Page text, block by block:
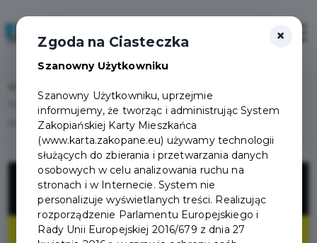
W związku z wyścigiem kolarskim L’Etape Poland by Tour de France 2026 w
dniu 14 czerwca 2026 (niedziela) wystąpią utrudnienia w ruchu drogowym.
×
Zgoda na Ciasteczka
Szanowny Użytkowniku
Szanowny Użytkowniku, uprzejmie
informujemy, że tworząc i administrując System
Zakopiańskiej Karty Mieszkańca
(www.karta.zakopane.eu) używamy technologii
służących do zbierania i przetwarzania danych
osobowych w celu analizowania ruchu na
stronach i w Internecie. System nie
personalizuje wyświetlanych treści. Realizując
rozporządzenie Parlamentu Europejskiego i
Rady Unii Europejskiej 2016/679 z dnia 27